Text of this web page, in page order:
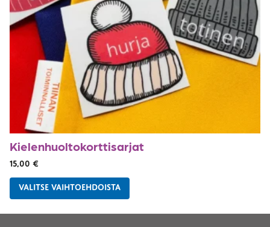
Kielenhuolto­korttisarjat
15,00 €
VALITSE VAIHTOEHDOISTA